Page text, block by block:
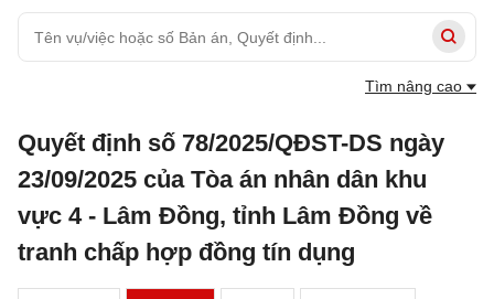
Tìm nâng cao
Quyết định số 78/2025/QĐST-DS ngày
23/09/2025 của Tòa án nhân dân khu
vực 4 - Lâm Đồng, tỉnh Lâm Đồng về
tranh chấp hợp đồng tín dụng